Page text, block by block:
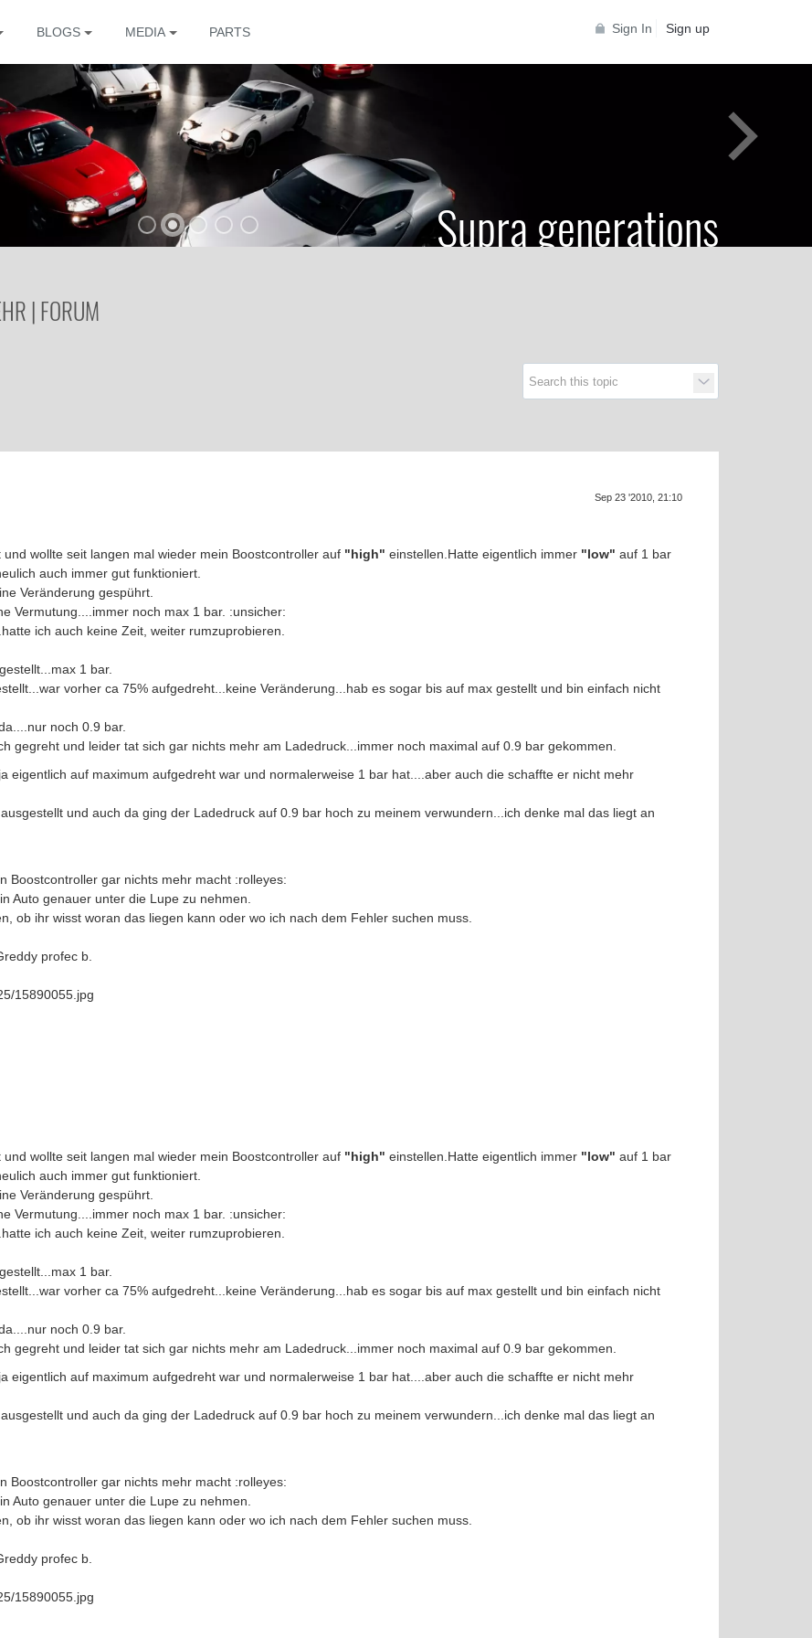
Sign In Sign up
BLOGS MEDIA PARTS
Supra generations
| FORUM
Sep 23 '2010, 21:10
wollte seit langen mal wieder mein Boostcontroller auf "high" einstellen.Hatte eigentlich immer "low" auf 1 bar
auch immer gut funktioniert.
Veränderung gespührt.
Vermutung....immer noch max 1 bar. :unsicher:
ich auch keine Zeit, weiter rumzuprobieren.
gestellt...max 1 bar.
vorher ca 75% aufgedreht...keine Veränderung...hab es sogar bis auf max gestellt und bin einfach nicht
noch 0.9 bar.
gegreht und leider tat sich gar nichts mehr am Ladedruck...immer noch maximal auf 0.9 bar gekommen.
eigentlich auf maximum aufgedreht war und normalerweise 1 bar hat....aber auch die schaffte er nicht mehr
und auch da ging der Ladedruck auf 0.9 bar hoch zu meinem verwundern...ich denke mal das liegt an
Boostcontroller gar nichts mehr macht :rolleyes:
Auto genauer unter die Lupe zu nehmen.
ob ihr wisst woran das liegen kann oder wo ich nach dem Fehler suchen muss.
profec b.
wollte seit langen mal wieder mein Boostcontroller auf "high" einstellen.Hatte eigentlich immer "low" auf 1 bar
auch immer gut funktioniert.
Veränderung gespührt.
Vermutung....immer noch max 1 bar. :unsicher:
ich auch keine Zeit, weiter rumzuprobieren.
gestellt...max 1 bar.
vorher ca 75% aufgedreht...keine Veränderung...hab es sogar bis auf max gestellt und bin einfach nicht
noch 0.9 bar.
gegreht und leider tat sich gar nichts mehr am Ladedruck...immer noch maximal auf 0.9 bar gekommen.
eigentlich auf maximum aufgedreht war und normalerweise 1 bar hat....aber auch die schaffte er nicht mehr
und auch da ging der Ladedruck auf 0.9 bar hoch zu meinem verwundern...ich denke mal das liegt an
Boostcontroller gar nichts mehr macht :rolleyes:
Auto genauer unter die Lupe zu nehmen.
ob ihr wisst woran das liegen kann oder wo ich nach dem Fehler suchen muss.
profec b.